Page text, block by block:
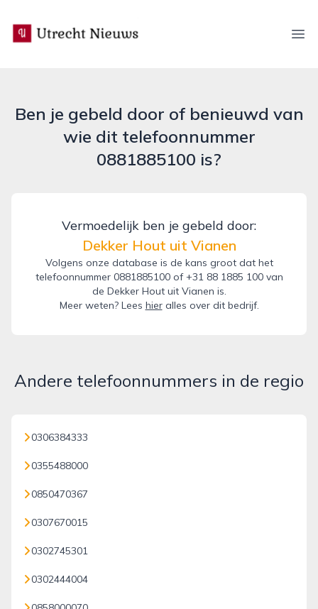
utrecht-nieuws.nl
Ben je gebeld door of benieuwd van
wie dit telefoonnummer
0881885100 is?
Vermoedelijk ben je gebeld door:
Dekker Hout uit Vianen
Volgens onze database is de kans groot dat het
telefoonnummer 0881885100 of +31 88 1885 100 van
de Dekker Hout uit Vianen is.
Meer weten? Lees hieralles over dit bedrijf.
Andere telefoonnummers in de regio
0306384333
0355488000
0850470367
0307670015
0302745301
0302444004